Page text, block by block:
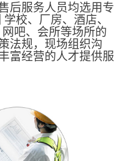
后服务人员均选用专
校、厂房、酒店、
吧、会所等场所的
法规，现场组织沟
富经营的人才提供服